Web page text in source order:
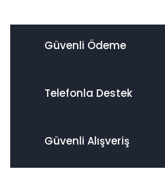
Güvenli Ödeme
Telefonla Destek
Güvenli Alışveriş